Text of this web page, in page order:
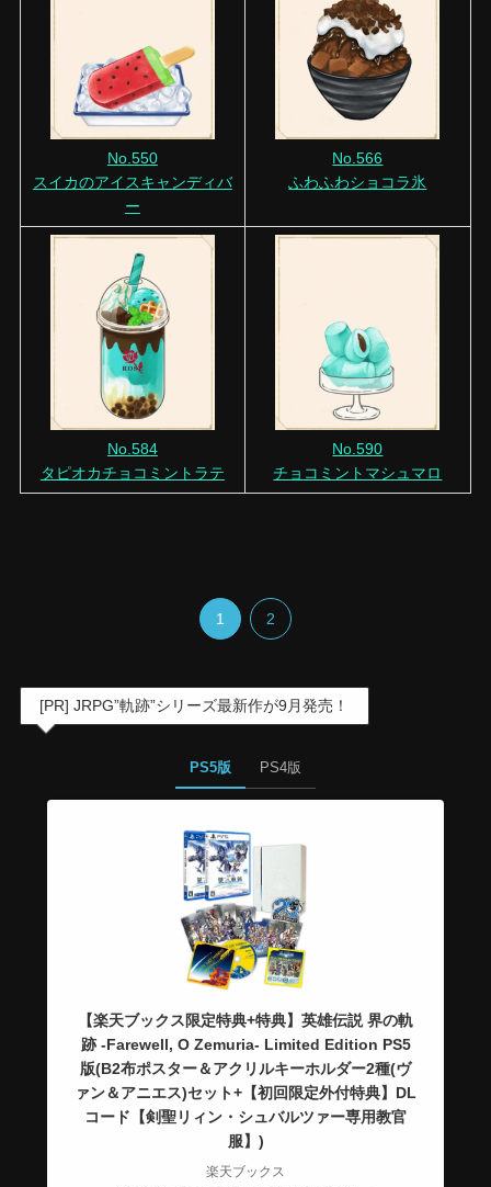
No.550
スイカのアイスキャンディバ
ー
No.566
ふわふわショコラ氷
No.584
タピオカチョコミントラテ
No.590
チョコミントマシュマロ
1 2
[PR] JRPG”軌跡”シリーズ最新作が9月発売！
PS5版 PS4版
【楽天ブックス限定特典+特典】英雄伝説 界の軌
跡 -Farewell, O Zemuria- Limited Edition PS5
版(B2布ポスター＆アクリルキーホルダー2種(ヴ
ァン＆アニエス)セット+【初回限定外付特典】DL
コード【剣聖リィン・シュバルツァー専用教官
服】)
楽天ブックス